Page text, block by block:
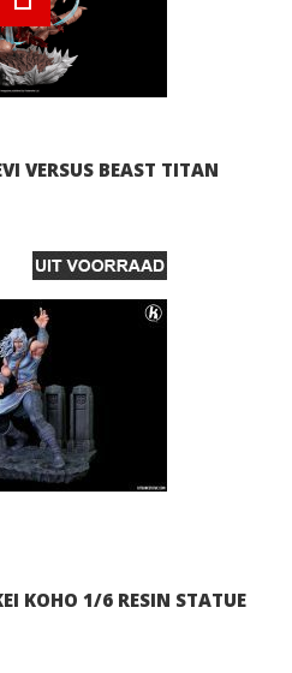
VERSUS BEAST TITAN
KOHO 1/6 RESIN STATUE